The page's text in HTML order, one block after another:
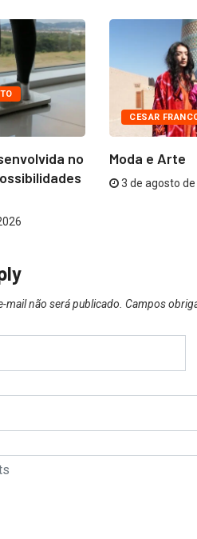
no
CESAR
Moda e Arte
3 de agosto
mail não será publicado. Campos